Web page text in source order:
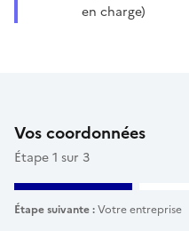
en charge)
Étape 1 sur 3
Vos coordonnées
Étape suivante :Votre entreprise